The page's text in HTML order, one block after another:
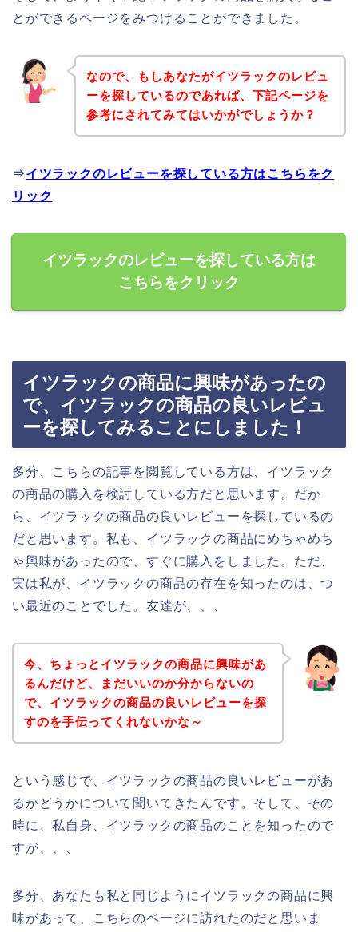
とができるページをみつけることができました。
なので、もしあなたがイツラックのレビュ
ーを探しているのであれば、下記ページを
参考にされてみてはいかがでしょうか？
⇒イツラックのレビューを探している方はこちらをク
リック
イツラックのレビューを探している方は
こちらをクリック
イツラックの商品に興味があったの
で、イツラックの商品の良いレビュ
ーを探してみることにしました！
多分、こちらの記事を閲覧している方は、イツラック
の商品の購入を検討している方だと思います。だか
ら、イツラックの商品の良いレビューを探しているの
だと思います。私も、イツラックの商品にめちゃめち
ゃ興味があったので、すぐに購入をしました。ただ、
実は私が、イツラックの商品の存在を知ったのは、つ
い最近のことでした。友達が、、、
今、ちょっとイツラックの商品に興味があ
るんだけど、まだいいのか分からないの
で、イツラックの商品の良いレビューを探
すのを手伝ってくれないかな～
という感じで、イツラックの商品の良いレビューがあ
るかどうかについて聞いてきたんです。そして、その
時に、私自身、イツラックの商品のことを知ったので
すが、、、
多分、あなたも私と同じようにイツラックの商品に興
味があって、こちらのページに訪れたのだと思いま